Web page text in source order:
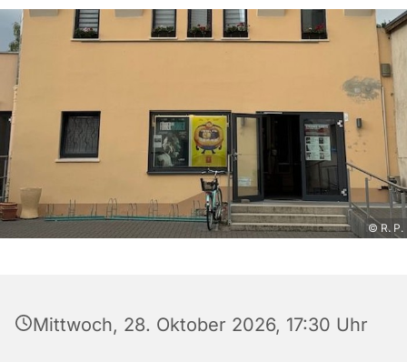
© R. P.
Mittwoch, 28. Oktober 2026, 17:30 Uhr